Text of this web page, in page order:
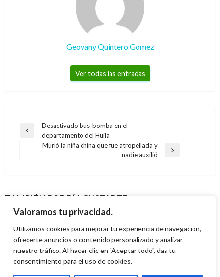
Valoramos tu privacidad.
Utilizamos cookies para mejorar tu experiencia de navegación,
ofrecerte anuncios o contenido personalizado y analizar
nuestro tráfico. Al hacer clic en "Aceptar todo", das tu
consentimiento para el uso de cookies.
Geovany Quintero Gómez
Ver todas las entradas
Navegación
Entrada
Desactivado bus-bomba en el
departamento del Huila
Murió la niña china que fue atropellada y
nadie auxilió
TAMBIÉN PODRÍA GUSTARTE
de la Liga de Campeones
Andres Felipe Gama lunes diciembre 14, 2015
DEPORTES
Lanzan feria náutica más grande de Colombia
Manuel Reyes Beltran lunes febrero 20, 2017
DEPORTES
Presidente Santos exalta labor de la selección
Camilo Gonzalez martes febrero 5, 2013